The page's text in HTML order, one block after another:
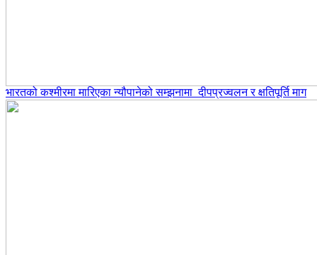
भारतको कश्मीरमा मारिएका न्यौपानेको सम्झनामा दीपप्रज्वलन र क्षतिपूर्ति माग